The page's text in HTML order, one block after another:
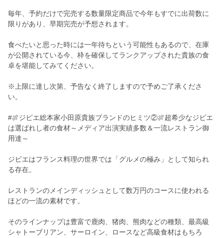
毎年、予約だけで完売する数量限定商品で今年もすでに出荷数に
限りがあり、早期完売が予想されます。
食べたいと思った時には一年待ちという可能性もあるので、在庫
が公開されている今、枠を確保してランクアップされた貴族の食
卓を堪能してみてください。
※上限に達し次第、予告なく終了しますので予めご了承くださ
い。
#🍖ジビエ総本家小田原貴族ブランドのヒミツ②🍖超希少なジビエ
は選ばれし者の食材～メディア出演実績多数＆一流レストラン御
用達～
ジビエはフランス料理の世界では「グルメの極み」として知られ
る存在。
レストランのメインディッシュとして数万円のコースに使われる
ほどの一流の素材です。
そのラインナップは豊富で鹿肉、猪肉、熊肉などの種類、最高級
シャトーブリアン、サーロイン、ロースなど高級食材はもちろ